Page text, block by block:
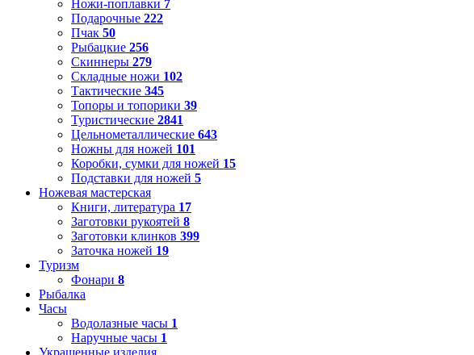
Ножи-поплавки 7
Подарочные 222
Пчак 50
Рыбацкие 256
Скиннеры 279
Складные ножи 102
Тактические 345
Топоры и топорики 39
Туристические 2841
Цельнометаллические 643
Ножны для ножей 101
Коробки, сумки для ножей 15
Подставки для ножей 5
Ножевая мастерская
Книги, литература 17
Заготовки рукоятей 8
Заготовки клинков 399
Заточка ножей 19
Туризм
Фонари 8
Рыбалка
Часы
Водолазные часы 1
Наручные часы 1
Украшенные изделия